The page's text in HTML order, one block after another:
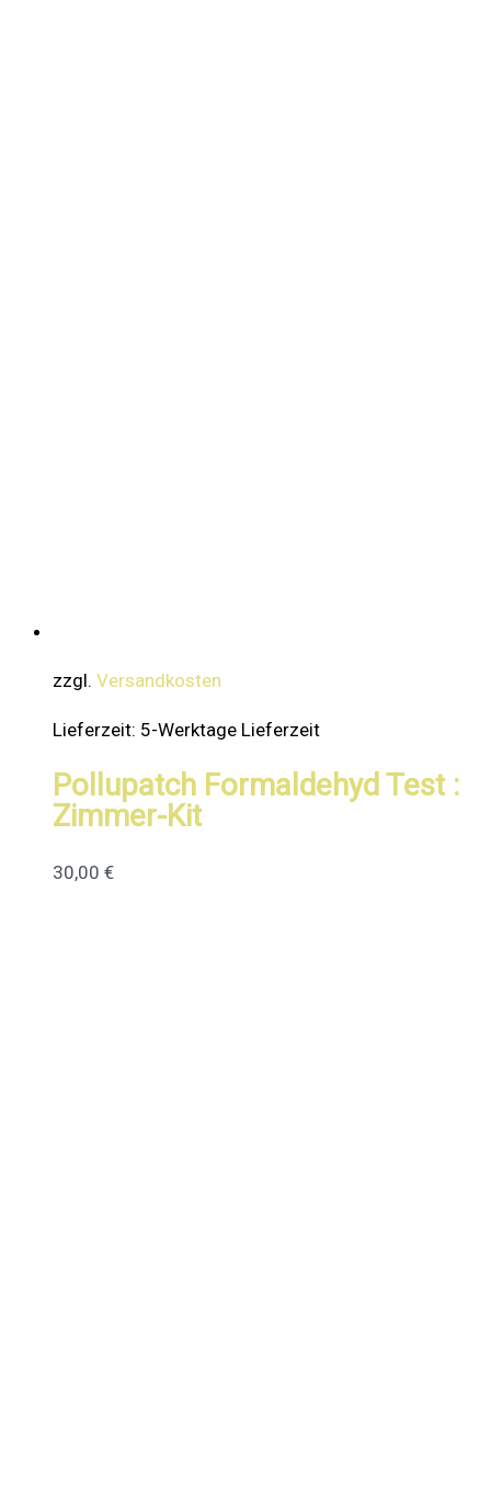
zzgl. Versandkosten
Lieferzeit: 5-Werktage Lieferzeit
Pollupatch Formaldehyd Test :
Zimmer-Kit
30,00 €